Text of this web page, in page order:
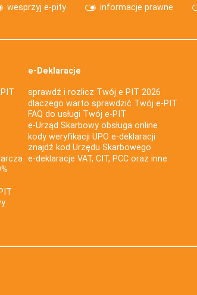
wesprzyj e-pity informacje prawne
e-Deklaracje
sprawdź i rozlicz Twój e PIT 2026
dlaczego warto sprawdzić Twój e-PIT
FAQ do usługi Twój e-PIT
e-Urząd Skarbowy obsługa online
kody weryfikacji UPO e-deklaracji
znajdź kod Urzędu Skarbowego
e-deklaracje VAT, CIT, PCC oraz inne